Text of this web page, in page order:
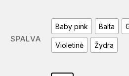
SPALVA
Baby pink Balta
Violetinė Žydra